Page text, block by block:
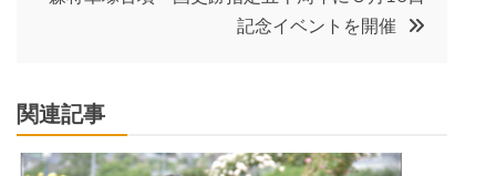
ビ
ゲ
記念イベントを開催
関連記事